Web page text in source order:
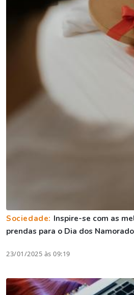
Sociedade: Inspire-se com as
prendas para o Dia dos
23/01/2025 às 09:19